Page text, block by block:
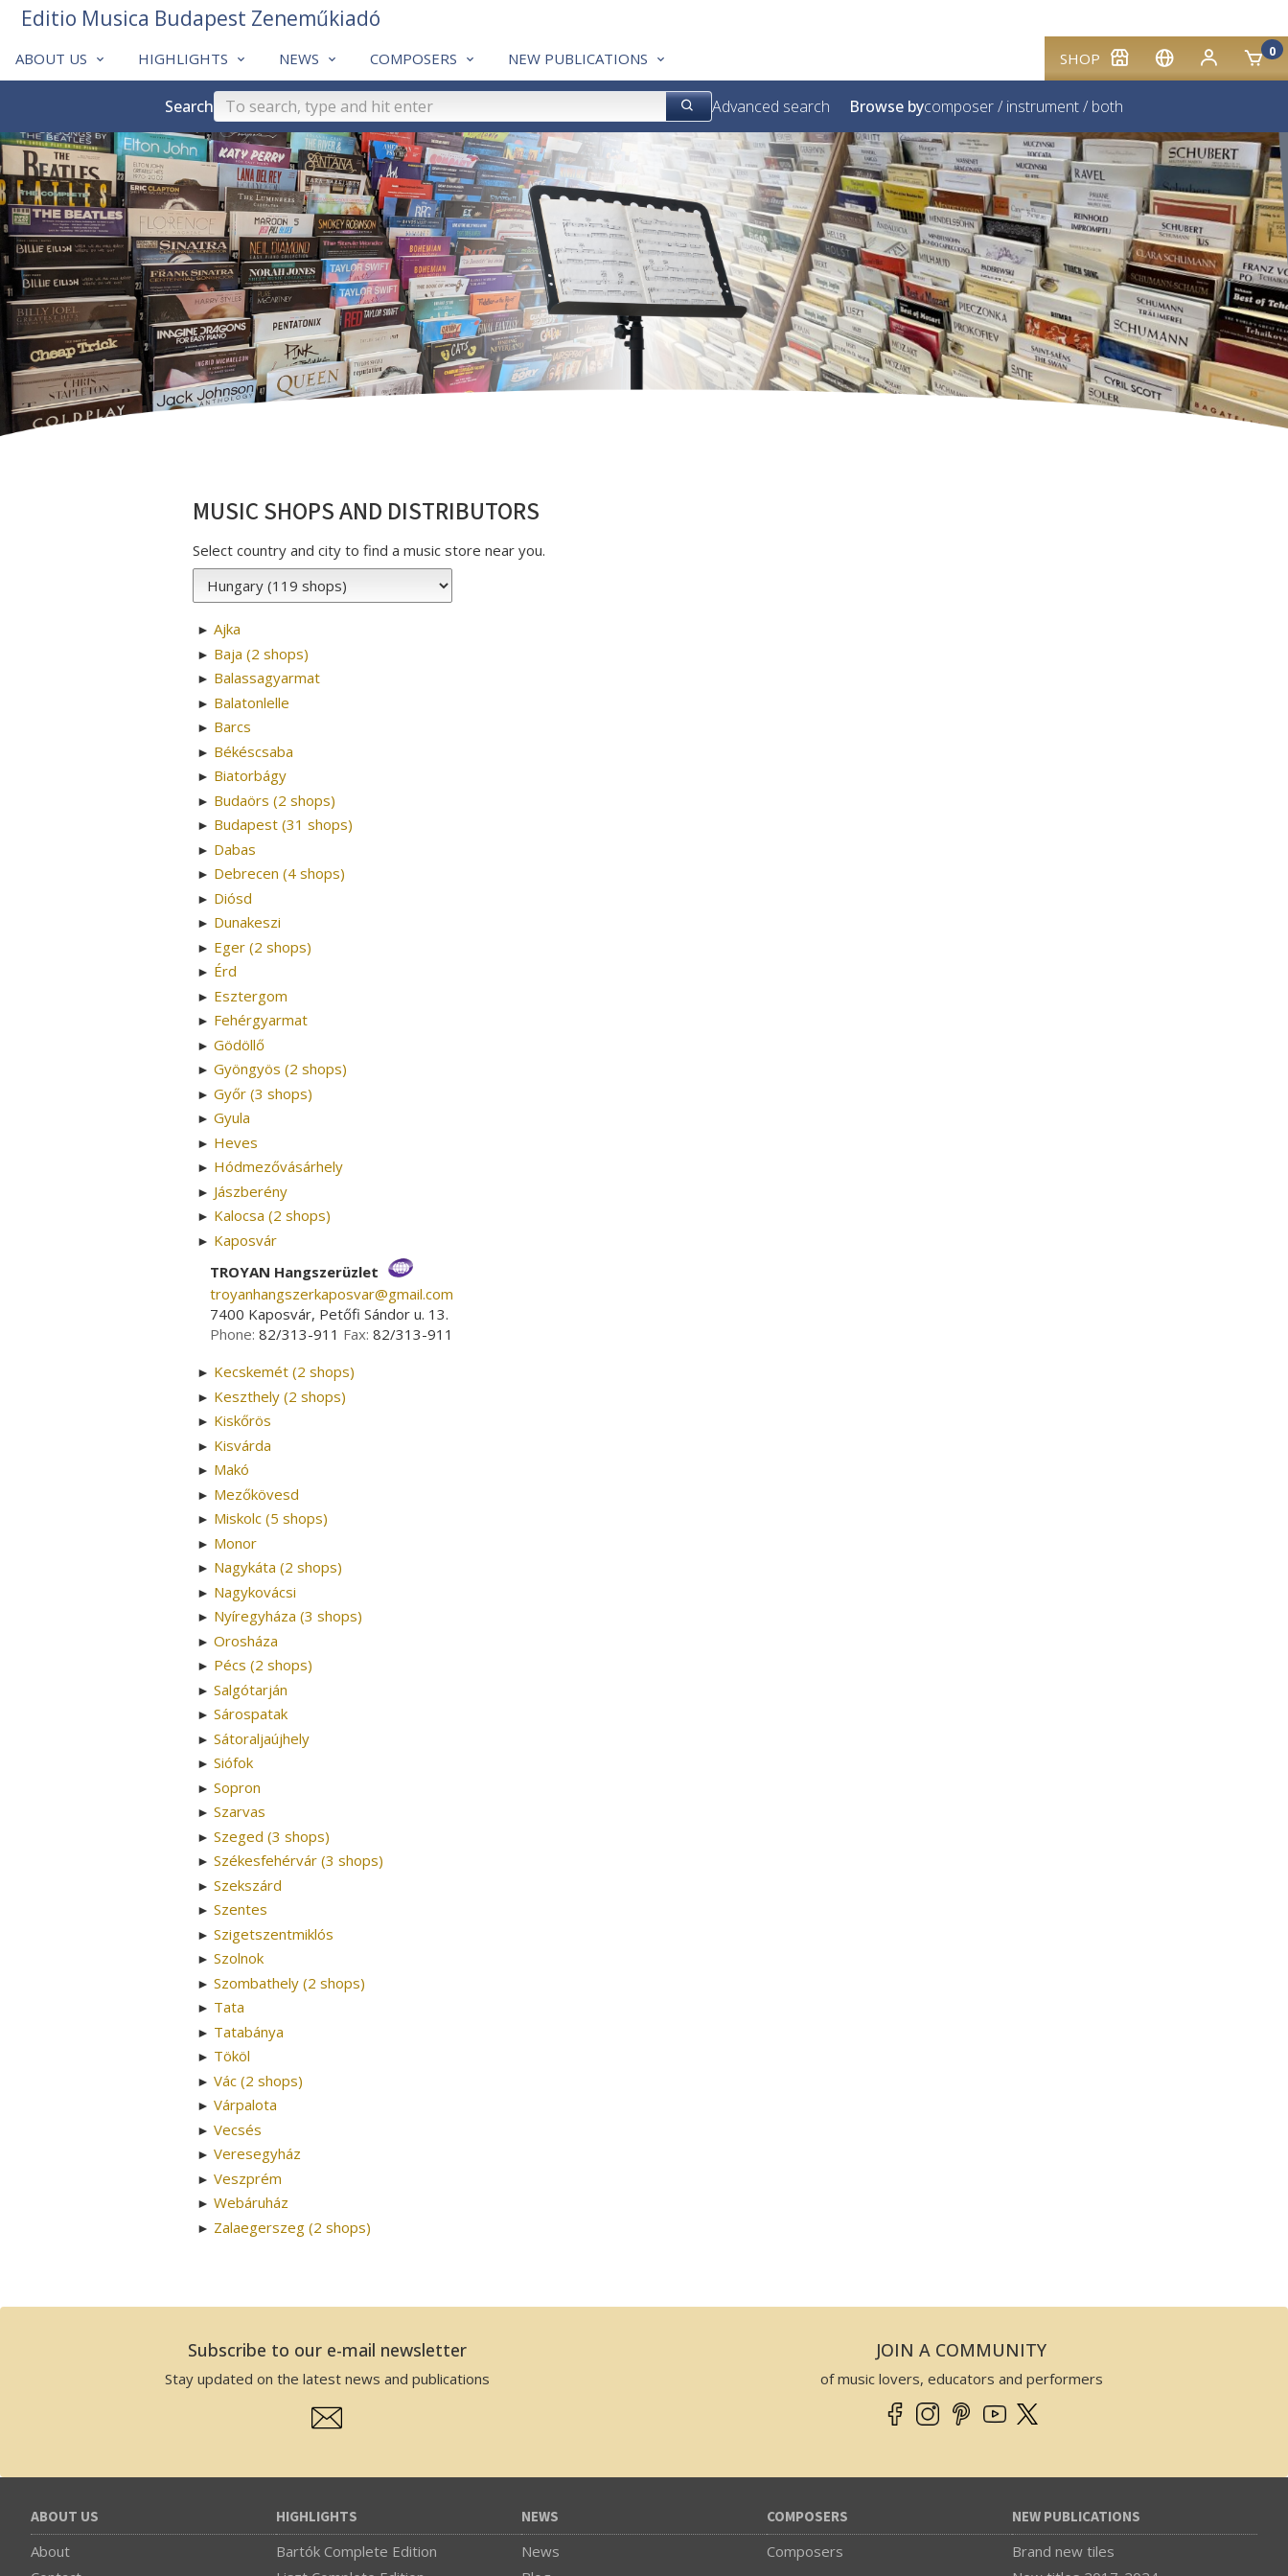
SHOP 0
ABOUT US HIGHLIGHTS NEWS COMPOSERS NEW PUBLICATIONS
Editio Musica Budapest Zeneműkiadó
Search Advanced search Browse bycomposer/ instrument/ both
MUSIC SHOPS AND DISTRIBUTORS
Select country and city to find a music store near you.
► Ajka
► Baja (2 shops)
► Balassagyarmat
► Balatonlelle
► Barcs
► Békéscsaba
► Biatorbágy
► Budaörs (2 shops)
► Budapest (31 shops)
► Dabas
► Debrecen (4 shops)
► Diósd
► Dunakeszi
► Eger (2 shops)
► Érd
► Esztergom
► Fehérgyarmat
► Gödöllő
► Gyöngyös (2 shops)
► Győr (3 shops)
► Gyula
► Heves
► Hódmezővásárhely
► Jászberény
► Kalocsa (2 shops)
► Kaposvár
TROYAN Hangszerüzlet
troyanhangszerkaposvar­@­gmail.com
7400 Kaposvár, Petőfi Sándor u. 13.
Phone: 82/313-911 Fax: 82/313-911
► Kecskemét (2 shops)
► Keszthely (2 shops)
► Kiskőrös
► Kisvárda
► Makó
► Mezőkövesd
► Miskolc (5 shops)
► Monor
► Nagykáta (2 shops)
► Nagykovácsi
► Nyíregyháza (3 shops)
► Orosháza
► Pécs (2 shops)
► Salgótarján
► Sárospatak
► Sátoraljaújhely
► Siófok
► Sopron
► Szarvas
► Szeged (3 shops)
► Székesfehérvár (3 shops)
► Szekszárd
► Szentes
► Szigetszentmiklós
► Szolnok
► Szombathely (2 shops)
► Tata
► Tatabánya
► Tököl
► Vác (2 shops)
► Várpalota
► Vecsés
► Veresegyház
► Veszprém
► Webáruház
► Zalaegerszeg (2 shops)
Subscribe to our e-mail newsletter
Stay updated on the latest news and publications
JOIN A COMMUNITY
of music lovers, educators and performers
ABOUT US
About
HIGHLIGHTS
Bartók Complete Edition
NEWS
News
COMPOSERS
Composers
NEW PUBLICATIONS
Brand new tiles